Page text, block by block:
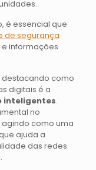
é essencial que
de segurança
informações
destacando como
digitais é a
inteligentes.
no
como uma
ajuda a
das redes